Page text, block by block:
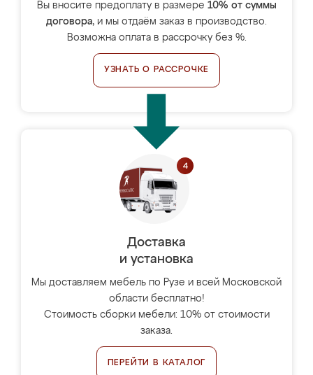
Вы вносите предоплату в размере 10% от суммы
договора, и мы отдаём заказ в производство.
Возможна оплата в рассрочку без %.
УЗНАТЬ О РАССРОЧКЕ
Доставка
и установка
Мы доставляем мебель по Рузе и всей Московской
области бесплатно!
Стоимость сборки мебели: 10% от стоимости
заказа.
ПЕРЕЙТИ В КАТАЛОГ